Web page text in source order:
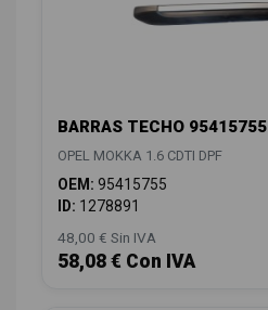
BARRAS TECHO 95415755
OPEL MOKKA 1.6 CDTI DPF
OEM: 95415755
ID: 1278891
48,00 € Sin IVA
58,08 € Con IVA